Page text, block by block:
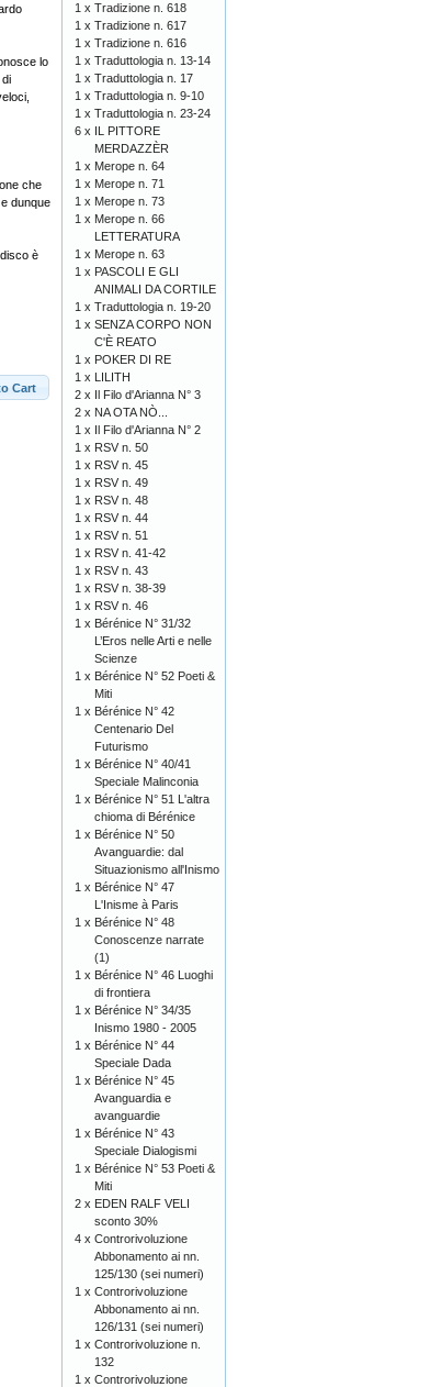
lo
che
dunque
è
Cart
1 x Tradizione n. 618
1 x Tradizione n. 617
1 x Tradizione n. 616
1 x Traduttologia n. 13-14
1 x Traduttologia n. 17
1 x Traduttologia n. 9-10
1 x Traduttologia n. 23-24
6 x IL PITTORE
MERDAZZÈR
1 x Merope n. 64
1 x Merope n. 71
1 x Merope n. 73
1 x Merope n. 66
LETTERATURA
1 x Merope n. 63
1 x PASCOLI E GLI
ANIMALI DA CORTILE
1 x Traduttologia n. 19-20
1 x SENZA CORPO NON
C'È REATO
1 x POKER DI RE
1 x LILITH
2 x Il Filo d'Arianna N° 3
2 x NA OTA NÒ...
1 x Il Filo d'Arianna N° 2
1 x RSV n. 50
1 x RSV n. 45
1 x RSV n. 49
1 x RSV n. 48
1 x RSV n. 44
1 x RSV n. 51
1 x RSV n. 41-42
1 x RSV n. 43
1 x RSV n. 38-39
1 x RSV n. 46
1 x Bérénice N° 31/32
L’Eros nelle Arti e nelle
Scienze
1 x Bérénice N° 52 Poeti &
Miti
1 x Bérénice N° 42
Centenario Del
Futurismo
1 x Bérénice N° 40/41
Speciale Malinconia
1 x Bérénice N° 51 L'altra
chioma di Bérénice
1 x Bérénice N° 50
Avanguardie: dal
Situazionismo all'Inismo
1 x Bérénice N° 47
L'Inisme à Paris
1 x Bérénice N° 48
Conoscenze narrate
(1)
1 x Bérénice N° 46 Luoghi
di frontiera
1 x Bérénice N° 34/35
Inismo 1980 - 2005
1 x Bérénice N° 44
Speciale Dada
1 x Bérénice N° 45
Avanguardia e
avanguardie
1 x Bérénice N° 43
Speciale Dialogismi
1 x Bérénice N° 53 Poeti &
Miti
2 x EDEN RALF VELI
sconto 30%
4 x Controrivoluzione
Abbonamento ai nn.
125/130 (sei numeri)
1 x Controrivoluzione
Abbonamento ai nn.
126/131 (sei numeri)
1 x Controrivoluzione n.
132
1 x Controrivoluzione